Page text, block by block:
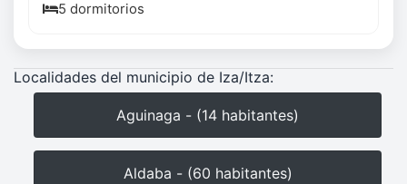
5 dormitorios
Localidades del municipio de Iza/Itza:
Aguinaga - (14 habitantes)
Aldaba - (60 habitantes)